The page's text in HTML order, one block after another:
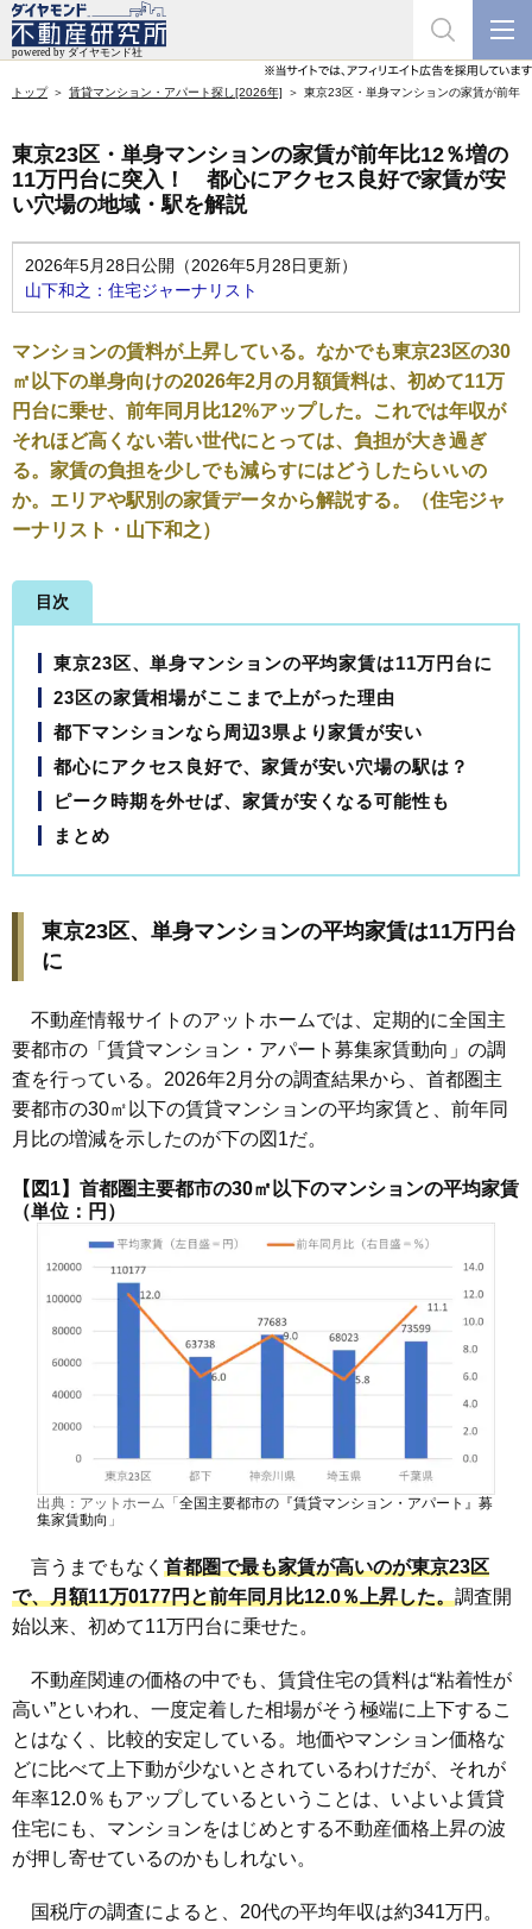
トップ 賃貸マンション・アパート探し[2026年] 東京23区・単身マンションの家賃が前年
東京23区・単身マンションの家賃が前年比12％増の
11万円台に突入！ 都心にアクセス良好で家賃が安
い穴場の地域・駅を解説
2026年5月28日公開（2026年5月28日更新）
山下和之：住宅ジャーナリスト
マンションの賃料が上昇している。なかでも東京23区の30
㎡以下の単身向けの2026年2月の月額賃料は、初めて11万
円台に乗せ、前年同月比12%アップした。これでは年収が
それほど高くない若い世代にとっては、負担が大き過ぎ
る。家賃の負担を少しでも減らすにはどうしたらいいの
か。エリアや駅別の家賃データから解説する。（住宅ジャ
ーナリスト・山下和之）
目次
東京23区、単身マンションの平均家賃は11万円台に
23区の家賃相場がここまで上がった理由
都下マンションなら周辺3県より家賃が安い
都心にアクセス良好で、家賃が安い穴場の駅は？
ピーク時期を外せば、家賃が安くなる可能性も
まとめ
東京23区、単身マンションの平均家賃は11万円台
に
不動産情報サイトのアットホームでは、定期的に全国主
要都市の「賃貸マンション・アパート募集家賃動向」の調
査を行っている。2026年2月分の調査結果から、首都圏主
要都市の30㎡以下の賃貸マンションの平均家賃と、前年同
月比の増減を示したのが下の図1だ。
【図1】首都圏主要都市の30㎡以下のマンションの平均家賃
（単位：円）
出典：アットホーム「全国主要都市の『賃貸マンション・アパート』募
集家賃動向 」
言うまでもなく 首都圏で最も家賃が高いのが東京23区
で、月額11万0177円と前年同月比12.0％上昇した。調査開
始以来、初めて11万円台に乗せた。
不動産関連の価格の中でも、賃貸住宅の賃料は“粘着性が
高い”といわれ、一度定着した相場がそう極端に上下するこ
とはなく、比較的安定している。地価やマンション価格な
どに比べて上下動が少ないとされているわけだが、それが
年率12.0％もアップしているということは、いよいよ賃貸
住宅にも、マンションをはじめとする不動産価格上昇の波
が押し寄せているのかもしれない。
国税庁の調査によると、20代の平均年収は約341万円。